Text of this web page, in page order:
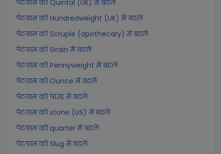
पेटग्राम को Quintal (UK) में बदलें
पेटग्राम को Hundredweight (UK) में बदलें
पेटग्राम को Scruple (apothecary) में बदलें
पेटग्राम को Grain में बदलें
पेटग्राम को Pennyweight में बदलें
पेटग्राम को Ounce में बदलें
पेटग्राम को पाउंड में बदलें
पेटग्राम को stone (US) में बदलें
पेटग्राम को quarter में बदलें
पेटग्राम को Slug में बदलें